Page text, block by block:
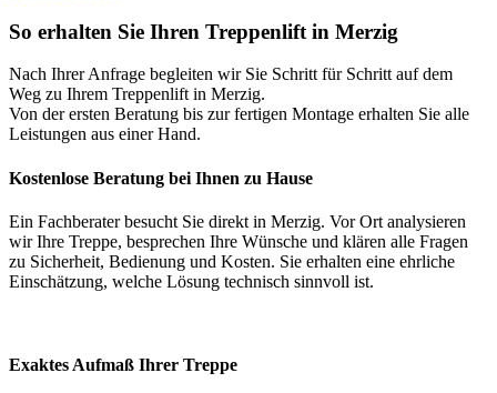
So erhalten Sie Ihren Treppenlift in Merzig
Nach Ihrer Anfrage begleiten wir Sie Schritt für Schritt auf dem
Weg zu Ihrem Treppenlift in Merzig.
Von der ersten Beratung bis zur fertigen Montage erhalten Sie alle
Leistungen aus einer Hand.
Kostenlose Beratung bei Ihnen zu Hause
Ein Fachberater besucht Sie direkt in Merzig. Vor Ort analysieren
wir Ihre Treppe, besprechen Ihre Wünsche und klären alle Fragen
zu Sicherheit, Bedienung und Kosten. Sie erhalten eine ehrliche
Einschätzung, welche Lösung technisch sinnvoll ist.
Exaktes Aufmaß Ihrer Treppe